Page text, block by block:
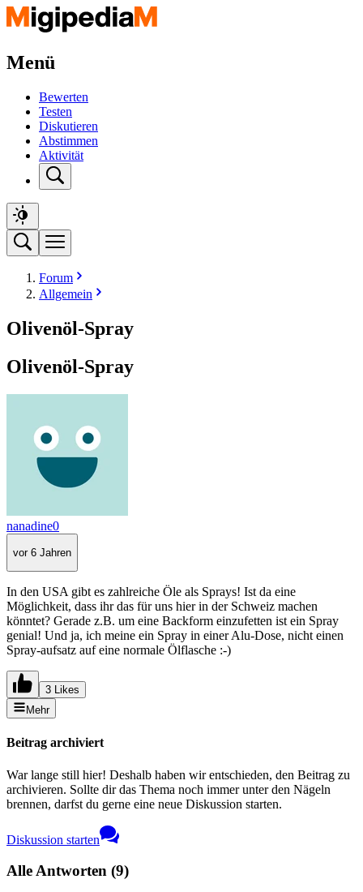
Menü
Bewerten
Testen
Diskutieren
Abstimmen
Aktivität
Forum
Allgemein
Olivenöl-Spray
Olivenöl-Spray
nanadine0
vor 6 Jahren
In den USA gibt es zahlreiche Öle als Sprays! Ist da eine
Möglichkeit, dass ihr das für uns hier in der Schweiz machen
könntet? Gerade z.B. um eine Backform einzufetten ist ein Spray
genial! Und ja, ich meine ein Spray in einer Alu-Dose, nicht einen
Spray-aufsatz auf eine normale Ölflasche :-)
3 Likes
Mehr
Beitrag archiviert
War lange still hier! Deshalb haben wir entschieden, den Beitrag zu
archivieren. Sollte dir das Thema noch immer unter den Nägeln
brennen, darfst du gerne eine neue Diskussion starten.
Diskussion starten
Alle Antworten (9)